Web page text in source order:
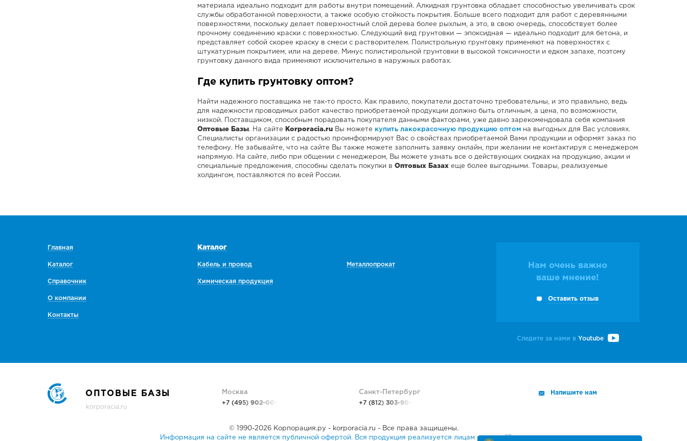
материала идеально подходит для работы внутри помещений. Алкидная грунтовка обладает способностью увеличивать срок
службы обработанной поверхности, а также особую стойкость покрытия. Больше всего подходит для работ с деревянными
поверхностями, поскольку делает поверхностный слой дерева более рыхлым, а это, в свою очередь, способствует более
прочному соединению краски с поверхностью. Следующий вид грунтовки — эпоксидная — идеально подходит для бетона, и
представляет собой скорее краску в смеси с растворителем. Полистрольную грунтовку применяют на поверхностях с
штукатурным покрытием, или на дереве. Минус полистирольной грунтовки в высокой токсичности и едком запахе, поэтому
грунтовку данного вида применяют исключительно в наружных работах.
Где купить грунтовку оптом?
Найти надежного поставщика не так-то просто. Как правило, покупатели достаточно требовательны, и это правильно, ведь
для надежности проводимых работ качество приобретаемой продукции должно быть отличным, а цена, по возможности,
низкой. Поставщиком, способным порадовать покупателя данными факторами, уже давно зарекомендовала себя компания
Оптовые Базы. На сайте Korporacia.ruВы можете купить лакокрасочную продукцию оптомна выгодных для Вас условиях.
Специалисты организации с радостью проинформируют Вас о свойствах приобретаемой Вами продукции и оформят заказ по
телефону. Не забывайте, что на сайте Вы также можете заполнить заявку онлайн, при желании не контактируя с менеджером
напрямую. На сайте, либо при общении с менеджером, Вы можете узнать все о действующих скидках на продукцию, акции и
специальные предложения, способны сделать покупки в Оптовых Базахеще более выгодными. Товары, реализуемые
холдингом, поставляются по всей России.
Главная
Каталог
Справочник
О компании
Контакты
Каталог
Кабель и провод
Химическая продукция
Металлопрокат
Нам очень важно
ваше мнение!
Оставить отзыв
Следите за нами вYoutube
ОПТОВЫЕ БАЗЫ
korporacia.ru
Москва
+7 (495)902-00-48
Санкт-Петербург
+7 (812)303-90-48
Напишите нам
© 1990-2026 Корпорация.ру - korporacia.ru - Все права защищены.
Информация на сайте не является публичной офертой. Вся продукция реализуется лицам старше 18 лет.